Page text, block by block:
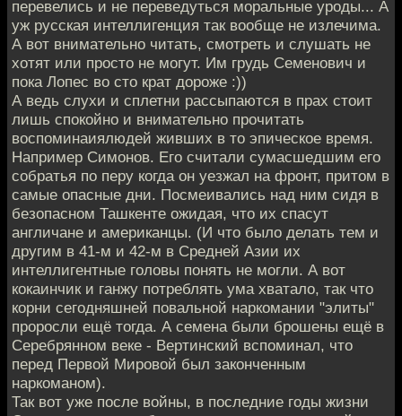
перевелись и не переведуться моральные уроды... А
уж русская интеллигенция так вообще не излечима.
А вот внимательно читать, смотреть и слушать не
хотят или просто не могут. Им грудь Семенович и
пока Лопес во сто крат дороже :))
А ведь слухи и сплетни рассыпаются в прах стоит
лишь спокойно и внимательно прочитать
воспоминаиялюдей живших в то эпическое время.
Например Симонов. Его считали сумасшедшим его
собратья по перу когда он уезжал на фронт, притом в
самые опасные дни. Посмеивались над ним сидя в
безопасном Ташкенте ожидая, что их спасут
англичане и американцы. (И что было делать тем и
другим в 41-м и 42-м в Средней Азии их
интеллигентные головы понять не могли. А вот
кокаинчик и ганжу потреблять ума хватало, так что
корни сегодняшней повальной наркомании "элиты"
проросли ещё тогда. А семена были брошены ещё в
Серебрянном веке - Вертинский вспоминал, что
перед Первой Мировой был законченным
наркоманом).
Так вот уже после войны, в последние годы жизни